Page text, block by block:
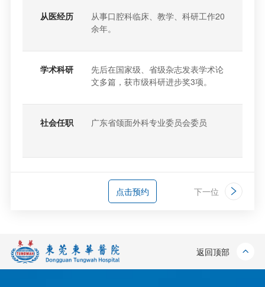
从医经历
从事口腔科临床、教学、科研工作20
余年。
学术科研
先后在国家级、省级杂志发表学术论
文多篇，获市级科研进步奖3项。
社会任职 广东省颌面外科专业委员会委员
点击预约 下一位
返回顶部